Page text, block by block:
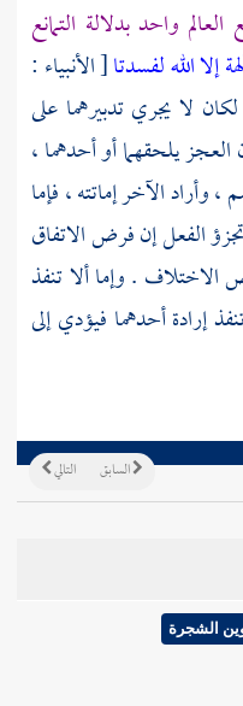
واحد بدلالة التمانع
إلا الله لفسدتا[ الأنبياء :
لا يجري تدبيرهما على
يلحقهما أو أحدهما ،
وأراد الآخر إماتته ، فإما
الفعل إن فرض الاتفاق
الاختلاف . وإما ألا تنفذ
إرادة أحدهما فيؤدي إلى
التالي السابق
الشجرة